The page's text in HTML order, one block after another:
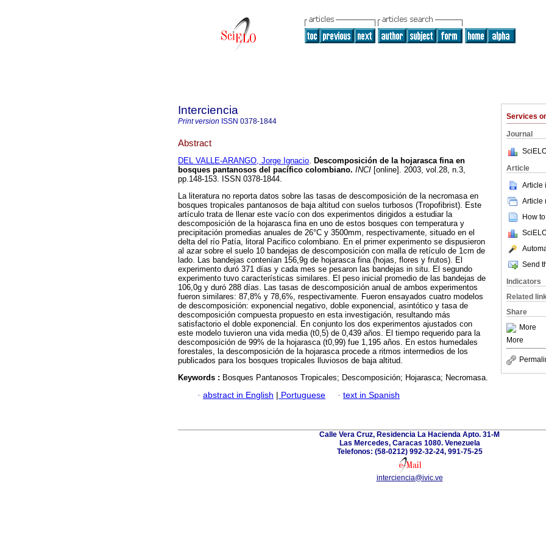
Services
Journal
Article
Article
Article
How
Send
Indicators
Related
Share
More
More
Interciencia
Print version ISSN 0378-1844
Abstract
DEL VALLE-ARANGO, Jorge Ignacio. Descomposición de la hojarasca fina en
bosques pantanosos del pacífico colombiano. INCI [online]. 2003, vol.28, n.3,
pp.148-153. ISSN 0378-1844.
La literatura no reporta datos sobre las tasas de descomposición de la necromasa en
bosques tropicales pantanosos de baja altitud con suelos turbosos (Tropofibrist). Este
artículo trata de llenar este vacío con dos experimentos dirigidos a estudiar la
descomposición de la hojarasca fina en uno de estos bosques con temperatura y
precipitación promedias anuales de 26°C y 3500mm, respectivamente, situado en el
delta del río Patía, litoral Pacifico colombiano. En el primer experimento se dispusieron
al azar sobre el suelo 10 bandejas de descomposición con malla de retículo de 1cm de
lado. Las bandejas contenían 156,9g de hojarasca fina (hojas, flores y frutos). El
experimento duró 371 días y cada mes se pesaron las bandejas in situ. El segundo
experimento tuvo características similares. El peso inicial promedio de las bandejas de
106,0g y duró 288 días. Las tasas de descomposición anual de ambos experimentos
fueron similares: 87,8% y 78,6%, respectivamente. Fueron ensayados cuatro modelos
de descomposición: exponencial negativo, doble exponencial, asintótico y tasa de
descomposición compuesta propuesto en esta investigación, resultando más
satisfactorio el doble exponencial. En conjunto los dos experimentos ajustados con
este modelo tuvieron una vida media (t0,5) de 0,439 años. El tiempo requerido para la
descomposición de 99% de la hojarasca (t0,99) fue 1,195 años. En estos humedales
forestales, la descomposición de la hojarasca procede a ritmos intermedios de los
publicados para los bosques tropicales lluviosos de baja altitud.
Keywords : Bosques Pantanosos Tropicales; Descomposición; Hojarasca; Necromasa.
· abstract in English | Portuguese · text in Spanish
Calle Vera Cruz, Residencia La Hacienda Apto. 31-M
Las Mercedes, Caracas 1080. Venezuela
Telefonos: (58-0212) 992-32-24, 991-75-25
interciencia@ivic.ve